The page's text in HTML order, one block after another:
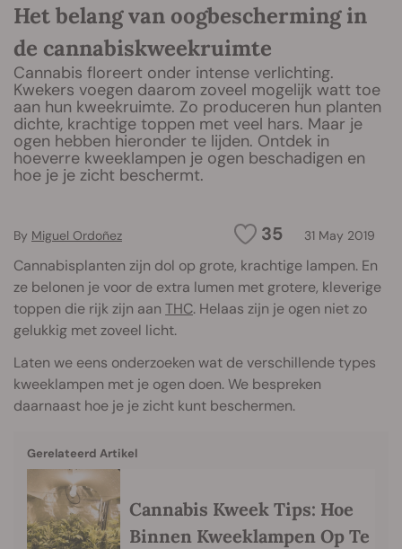
Het belang van oogbescherming in
de cannabiskweekruimte
Cannabis floreert onder intense verlichting.
Kwekers voegen daarom zoveel mogelijk watt toe
aan hun kweekruimte. Zo produceren hun planten
dichte, krachtige toppen met veel hars. Maar je
ogen hebben hieronder te lijden. Ontdek in
hoeverre kweeklampen je ogen beschadigen en
hoe je je zicht beschermt.
35 31 May 2019
By Miguel Ordoñez
Cannabisplanten zijn dol op grote, krachtige lampen. En
ze belonen je voor de extra lumen met grotere, kleverige
toppen die rijk zijn aan THC. Helaas zijn je ogen niet zo
gelukkig met zoveel licht.
Laten we eens onderzoeken wat de verschillende types
kweeklampen met je ogen doen. We bespreken
daarnaast hoe je je zicht kunt beschermen.
Gerelateerd Artikel
Cannabis Kweek Tips: Hoe
Binnen Kweeklampen Op Te